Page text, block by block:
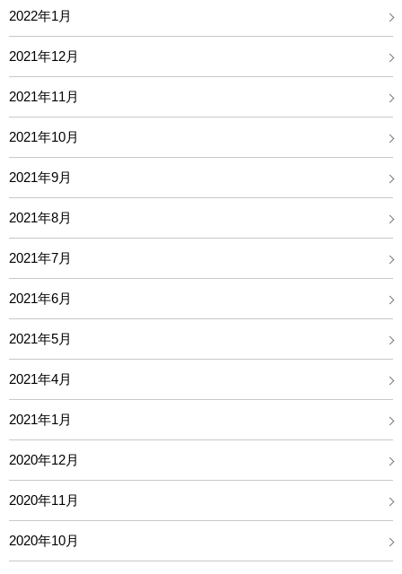
2022年1月
2021年12月
2021年11月
2021年10月
2021年9月
2021年8月
2021年7月
2021年6月
2021年5月
2021年4月
2021年1月
2020年12月
2020年11月
2020年10月